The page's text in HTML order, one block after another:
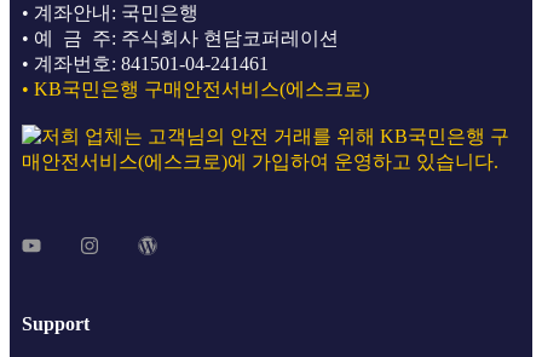
• 계좌안내: 국민은행
• 예 금 주: 주식회사 현담코퍼레이션
• 계좌번호: 841501-04-241461
• KB국민은행 구매안전서비스(에스크로)
Support